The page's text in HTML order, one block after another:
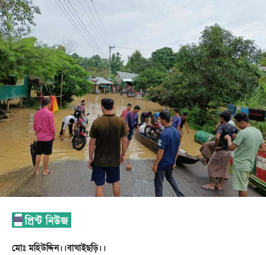
মোঃ মহিউদ্দিন।।বাঘাইছড়ি।।